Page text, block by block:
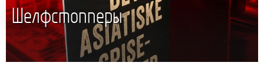
Шелфстопперы